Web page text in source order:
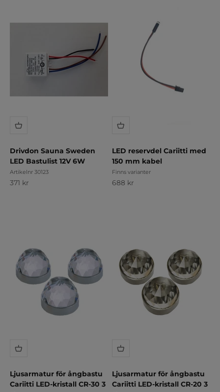
Drivdon Sauna Sweden
LED Bastulist 12V 6W
Artikelnr 30123
REA-pris
371 kr
LED reservdel Cariitti med
150 mm kabel
Finns varianter
REA-pris
688 kr
Ljusarmatur för ångbastu
Cariitti LED-kristall CR-30 3
Ljusarmatur för ångbastu
Cariitti LED-kristall CR-20 3